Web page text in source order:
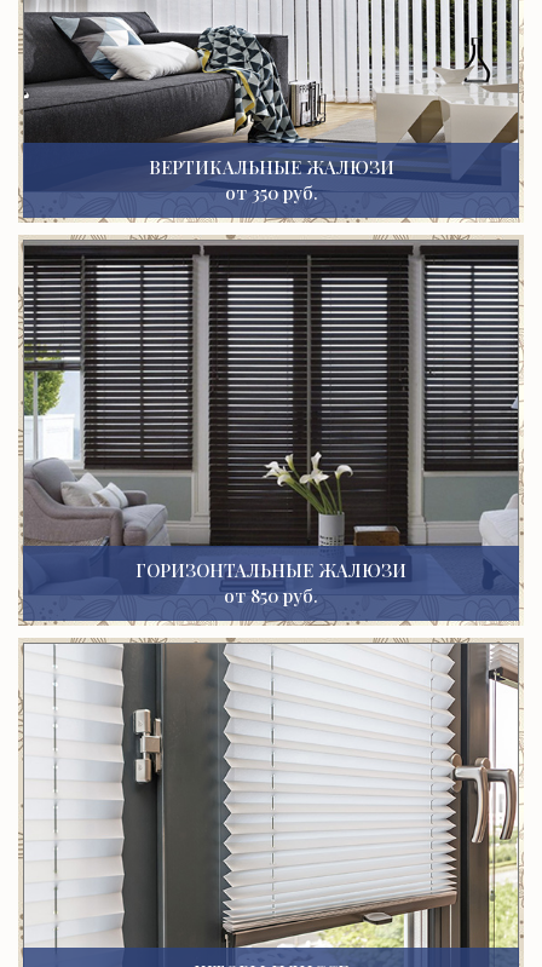
ВЕРТИКАЛЬНЫЕ ЖАЛЮЗИ
от 350 руб.
ГОРИЗОНТАЛЬНЫЕ ЖАЛЮЗИ
от 850 руб.